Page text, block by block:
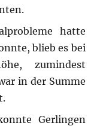
hatte
blieb es bei
zumindest
in der Summe
Gerlingen